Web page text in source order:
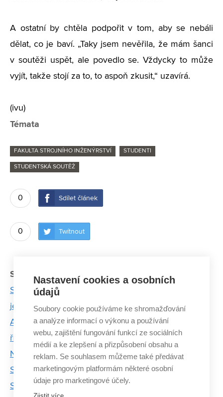
A ostatní by chtěla podpořit v tom, aby se nebáli
dělat, co je baví. „Taky jsem nevěřila, že mám šanci
v soutěži uspět, ale povedlo se. Vždycky to může
vyjít, takže stojí za to, to aspoň zkusit,“ uzavírá.
(ivu)
Témata
FAKULTA STROJNÍHO INŽENÝRSTVÍ STUDENTI
STUDENTSKÁ SOUTĚŽ
0 Sdílet článek
0 Twítnout
Související články:
Studentská formule Dragon 5 má revoluční motor:
jednoválcový přeplňovaný turbodmychadlem
Auxetický materiál se chová jinak, než byste čekali,
říká student Tomáš Vítek
Nad Mnichovem proletí Černá labuť s pytlíky „krve“
Stříbrné medaili předcházelo hašení auta.
Studentská formule slaví historický úspěch
Nastavení cookies a osobních
údajů
Soubory cookie používáme ke shromažďování
a analýze informací o výkonu a používání
webu, zajištění fungování funkcí ze sociálních
médií a ke zlepšení a přizpůsobení obsahu a
reklam. Se souhlasem můžeme také předávat
marketingovým platformám některé osobní
údaje pro marketingové účely.